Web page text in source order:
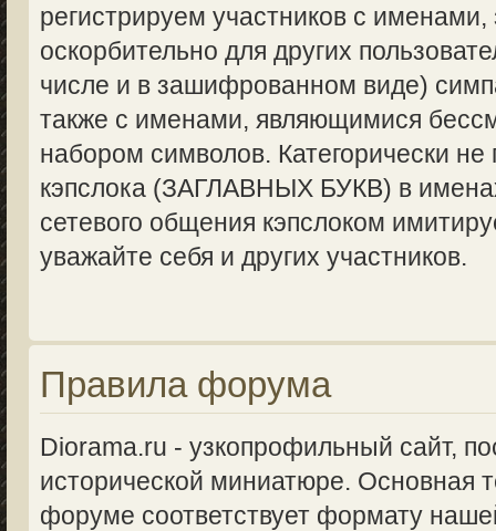
регистрируем участников с
оскорбительно для других
числе и в зашифрованном виде)
также с именами, являющимися
набором символов. Категорически не
кэпслока (ЗАГЛАВНЫХ БУКВ) в
сетевого общения кэпслоком
уважайте себя и других участников.
Правила форума
Diorama.ru - узкопрофильный сайт,
исторической миниатюре. Основная
форуме соответствует формату